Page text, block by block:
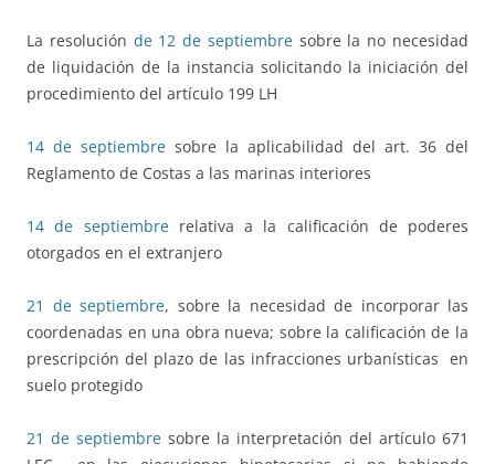
La resolución de 12 de septiembresobre la no necesidad
de liquidación de la instancia solicitando la iniciación del
procedimiento del artículo 199 LH
14 de septiembre sobre la aplicabilidad del art. 36 del
Reglamento de Costas a las marinas interiores
14 de septiembrerelativa a la calificación de poderes
otorgados en el extranjero
21 de septiembre, sobre la necesidad de incorporar las
coordenadas en una obra nueva; sobre la calificación de la
prescripción del plazo de las infracciones urbanísticas en
suelo protegido
21 de septiembre sobre la interpretación del artículo 671